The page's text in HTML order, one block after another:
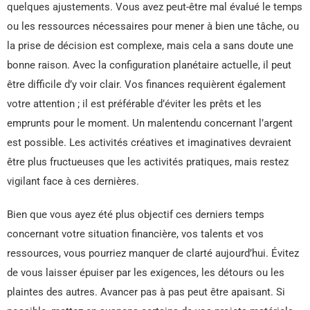
quelques ajustements. Vous avez peut-être mal évalué le temps
ou les ressources nécessaires pour mener à bien une tâche, ou
la prise de décision est complexe, mais cela a sans doute une
bonne raison. Avec la configuration planétaire actuelle, il peut
être difficile d’y voir clair. Vos finances requièrent également
votre attention ; il est préférable d’éviter les prêts et les
emprunts pour le moment. Un malentendu concernant l’argent
est possible. Les activités créatives et imaginatives devraient
être plus fructueuses que les activités pratiques, mais restez
vigilant face à ces dernières.
Bien que vous ayez été plus objectif ces derniers temps
concernant votre situation financière, vos talents et vos
ressources, vous pourriez manquer de clarté aujourd’hui. Évitez
de vous laisser épuiser par les exigences, les détours ou les
plaintes des autres. Avancer pas à pas peut être apaisant. Si